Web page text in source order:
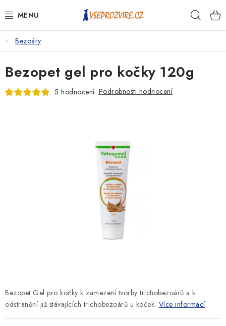
na
PSI
KOČKY
KONĚ
KRÁLÍCI/HLODAVCI/PTÁCI
Podmínky ochrany osobních údajů
Bezoáry
Bezopet Gel pro kočky k zamezení tvorby trichobezoárů a k
odstranění již stávajících trichobezoárů u koček. Více informací
Bezopet gel pro kočky 120g
5 hodnocení Podrobnosti hodnocení